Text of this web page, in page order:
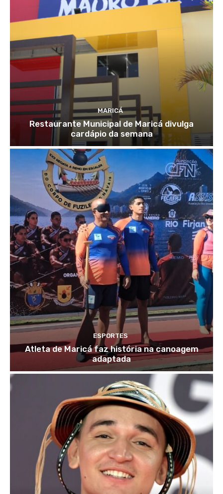
MARICÁ
Restaurante Municipal de Maricá divulga
cardápio da semana
ESPORTES
Atleta de Maricá faz história na canoagem
adaptada